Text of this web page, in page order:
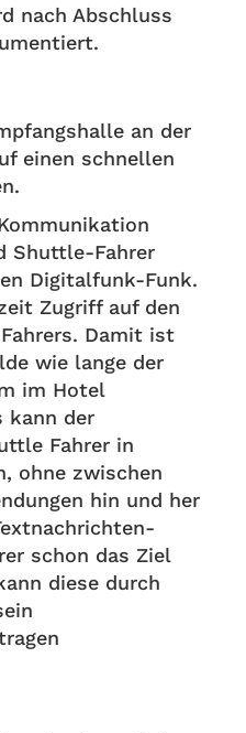
nach Abschluss
an der
einen schnellen
Shuttle-Fahrer
Digitalfunk-Funk.
Zugriff auf den
Damit ist
wie lange der
im Hotel
kann der
Fahrer in
ohne zwischen
hin und her
schon das Ziel
diese durch